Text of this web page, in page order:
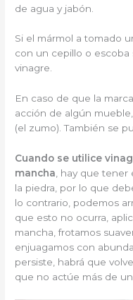
de agua y jabón.
Si el mármol a tomado
con un cepillo o escoba
vinagre.
En caso de que la
acción de algún
(el zumo). También se
Cuando se utilice
mancha , hay que
la piedra, por lo que
lo contrario, podemos
que esto no ocurra,
mancha, frotamos
enjuagamos con
persiste, habrá que
que no actúe más de